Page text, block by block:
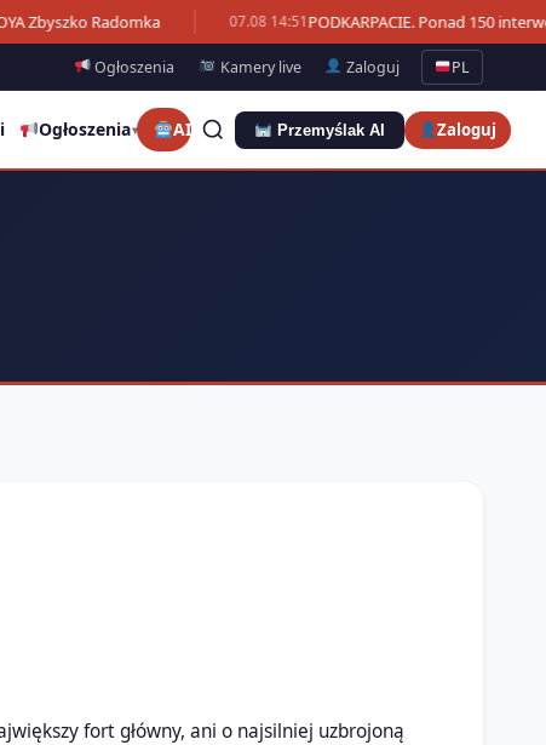
Zbyszko Radomka 07.08 14:51PODKARPACIE. Ponad 150
Ogłoszenia Kamery live Zaloguj PL
Ogłoszenia▾ AI Przemyślak AI Zaloguj
fort główny, ani o najsilniej uzbrojoną